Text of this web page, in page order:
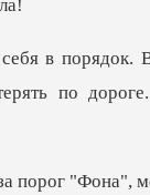
по
а",